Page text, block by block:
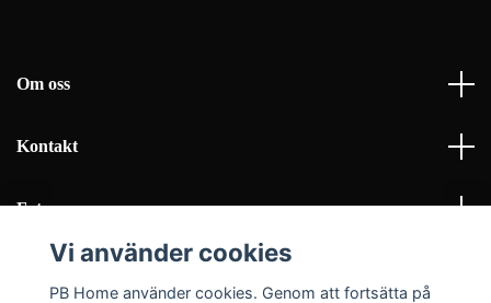
Om oss
Kontakt
Fotmeny
Vi använder cookies
PB Home använder cookies. Genom att fortsätta på